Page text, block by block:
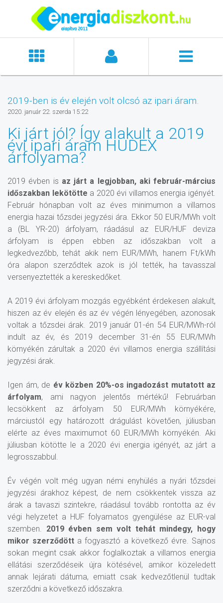
2019-ben is év elején volt olcsó az ipari áram.
2020. január 22. szerda 15:22
Ki járt jól? Így alakult a 2019
évi ipari áram HUDEX
árfolyama?
2019 évben is az járt a legjobban, aki február-március
időszakban lekötötte a 2020 évi villamos energia igényét.
Február hónapban volt az éves minimumon a villamos
energia hazai tőzsdei jegyzési ára. Ekkor 50 EUR/MWh volt
a (BL YR-20) árfolyam, ráadásul az EUR/HUF deviza
árfolyam is éppen ebben az időszakban volt a
legkedvezőbb, tehát akik nem EUR/MWh, hanem Ft/kWh
óra alapon szerződtek azok is jól tették, ha tavasszal
versenyeztették a kereskedőket.
A 2019 évi árfolyam mozgás egyébként érdekesen alakult,
hiszen az év elején és az év végén lényegében, azonosak
voltak a tőzsdei árak. 2019 január 01-én 54 EUR/MWh-ról
indult az év, és 2019 december 31-én 55 EUR/MWh
környékén zárultak a 2020 évi villamos energia szállítási
jegyzési árak.
Igen ám, de év közben 20%-os ingadozást mutatott az
árfolyam, ami nagyon jelentős mértékű! Februárban
lecsökkent az árfolyam 50 EUR/MWh környékére,
márciustól egy határozott drágulást követően, júliusban
elérte az éves maximumot 60 EUR/MWh környékén. Aki
júliusban kötötte le a 2020 évi energia igényét, az járt a
legrosszabbul.
Év végén volt még ugyan némi enyhülés a nyári tőzsdei
jegyzési árakhoz képest, de nem csökkentek vissza az
árak a tavaszi szintekre, ráadásul tovább rontotta az év
végi helyzetet a HUF folyamatos gyengülése az EUR-val
szemben. 2019 évben sem volt tehát mindegy, hogy
mikor szerződött a fogyasztó a következő évre. Sajnos
sokan megint csak akkor foglalkoztak a villamos energia
ellátási szerződéseik újra kötésével, amikor közeledett
annak lejárati dátuma, emiatt csak kedvezőtlenül tudtak
szerződni a következő időszakra.